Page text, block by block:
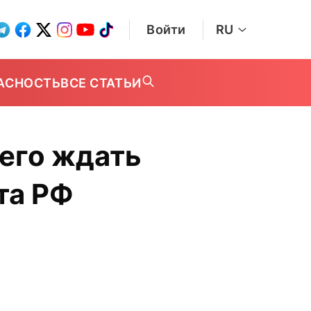
Войти RU
ВСЕ СТАТЬИ
ждать
РФ